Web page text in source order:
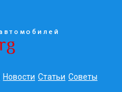
Новости Статьи Советы